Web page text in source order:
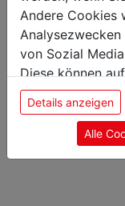
Das
Andere Cookies
von Sozial
Diese können
sie unsere
Einwilligung zu
Details anzeigen
Alle